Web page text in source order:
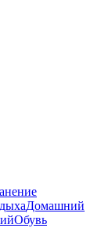
Домашний
Обувь